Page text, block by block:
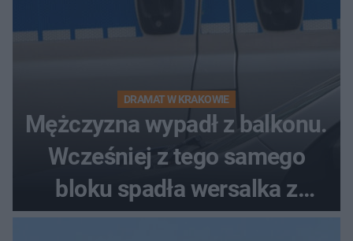
DRAMAT W KRAKOWIE
Mężczyzna wypadł z balkonu.
Wcześniej z tego samego
bloku spadła wersalka z
pościelą